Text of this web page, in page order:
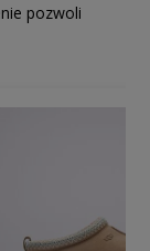
pozwoli